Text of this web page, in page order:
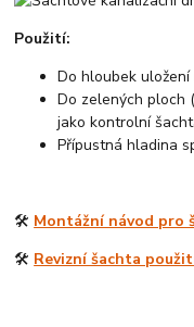
Použití:
Do hloubek uložení
Do zelených ploch
jako kontrolní
Přípustná hladina
🛠️ Montážní návod pro
🛠️ Revizní šachta